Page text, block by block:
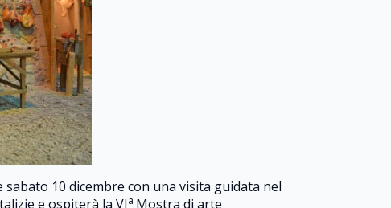
10 dicembre con una visita guidata nel
e ospiterà la VIa Mostra di arte